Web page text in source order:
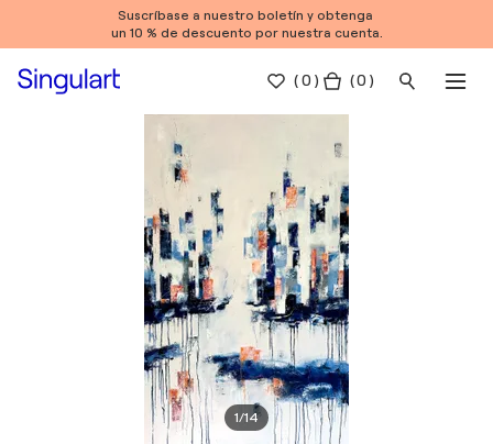
Suscríbase a nuestro boletín y obtenga
un 10 % de descuento por nuestra cuenta.
(0 ) ( 0 )
1/14